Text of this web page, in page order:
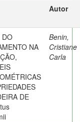
Autor
DO
NA
DE
Benin,
Cristiane
Carla